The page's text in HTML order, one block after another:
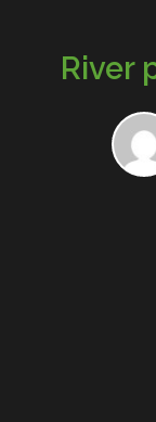
River